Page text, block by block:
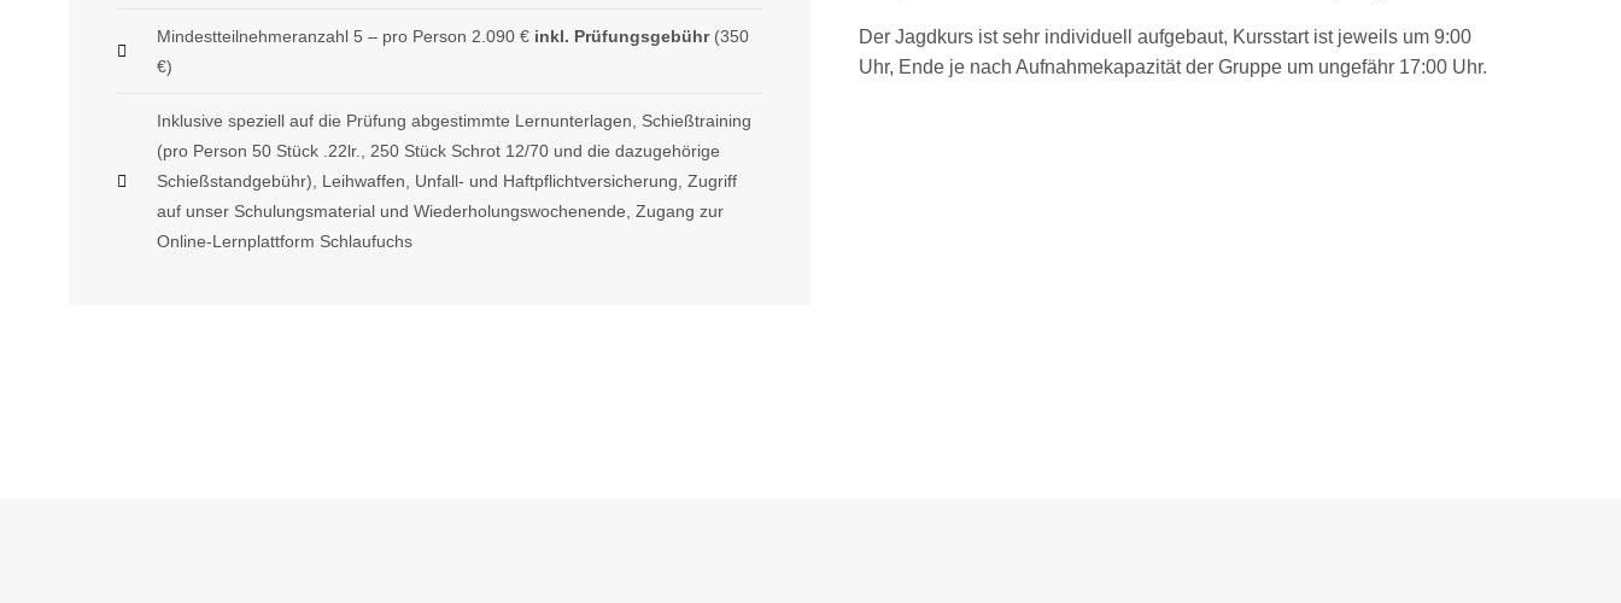
Mindestteilnehmeranzahl 5 – pro Person 2.090 € inkl. Prüfungsgebühr(350
€)
Inklusive speziell auf die Prüfung abgestimmte Lernunterlagen, Schießtraining
(pro Person 50 Stück .22lr., 250 Stück Schrot 12/70 und die dazugehörige
Schießstandgebühr), Leihwaffen, Unfall- und Haftpflichtversicherung, Zugriff
auf unser Schulungsmaterial und Wiederholungswochenende, Zugang zur
Online-Lernplattform Schlaufuchs
Der Jagdkurs ist sehr individuell aufgebaut, Kursstart ist jeweils um 9:00
Uhr, Ende je nach Aufnahmekapazität der Gruppe um ungefähr 17:00 Uhr.